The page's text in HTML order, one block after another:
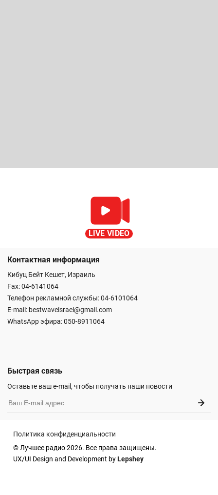
LIVE VIDEO
Контактная информация
Кибуц Бейт Кешет, Израиль
Fax: 04-6141064
Телефон рекламной службы: 04-6101064
E-mail: bestwaveisrael@gmail.com
WhatsApp эфира:050-8911064
Быстрая связь
Оставьте ваш e-mail, чтобы получать наши новости
Политика конфиденциальности
© Лучшее радио 2026. Все права защищены.
UX/UI Design and Development byLepshey